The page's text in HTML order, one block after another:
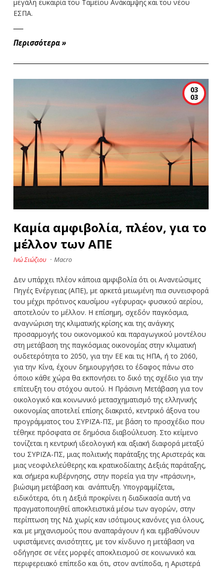
μεγάλη ευκαιρία του Ταμείου Ανάκαμψης και του νέου
ΕΣΠΑ.
Περισσότερα »
03
03
Καμία αμφιβολία, πλέον, για το
μέλλον των ΑΠΕ
Ινώ Σιώζιου · Macro
Δεν υπάρχει πλέον κάποια αμφιβολία ότι οι Ανανεώσιμες
Πηγές Ενέργειας (ΑΠΕ), με αρκετά μειωμένη πια συνεισφορά
του μέχρι πρότινος καυσίμου «γέφυρας» φυσικού αερίου,
αποτελούν το μέλλον. Η επίσημη, σχεδόν παγκόσμια,
αναγνώριση της κλιματικής κρίσης και της ανάγκης
προσαρμογής του οικονομικού και παραγωγικού μοντέλου
στη μετάβαση της παγκόσμιας οικονομίας στην κλιματική
ουδετερότητα το 2050, για την ΕΕ και τις ΗΠΑ, ή το 2060,
για την Κίνα, έχουν δημιουργήσει το έδαφος πάνω στο
όποιο κάθε χώρα θα εκπονήσει το δικό της σχέδιο για την
επίτευξη του στόχου αυτού. Η Πράσινη Μετάβαση για τον
οικολογικό και κοινωνικό μετασχηματισμό της ελληνικής
οικονομίας αποτελεί επίσης διακριτό, κεντρικό άξονα του
προγράμματος του ΣΥΡΙΖΑ-ΠΣ, με βάση το προσχέδιο που
τέθηκε πρόσφατα σε δημόσια διαβούλευση. Στο κείμενο
τονίζεται η κεντρική ιδεολογική και αξιακή διαφορά μεταξύ
του ΣΥΡΙΖΑ-ΠΣ, μιας πολιτικής παράταξης της Αριστεράς και
μιας νεοφιλελεύθερης και κρατικοδίαιτης Δεξιάς παράταξης,
και σήμερα κυβέρνησης, στην πορεία για την «πράσινη»,
βιώσιμη μετάβαση και ανάπτυξη. Υπογραμμίζεται,
ειδικότερα, ότι η Δεξιά προκρίνει η διαδικασία αυτή να
πραγματοποιηθεί αποκλειστικά μέσω των αγορών, στην
περίπτωση της ΝΔ χωρίς καν ισότιμους κανόνες για όλους,
και με μηχανισμούς που αναπαράγουν ή και εμβαθύνουν
υφιστάμενες ανισότητες, με τον κίνδυνο η μετάβαση να
οδήγησε σε νέες μορφές αποκλεισμού σε κοινωνικό και
περιφερειακό επίπεδο και ότι, στον αντίποδα, η Αριστερά